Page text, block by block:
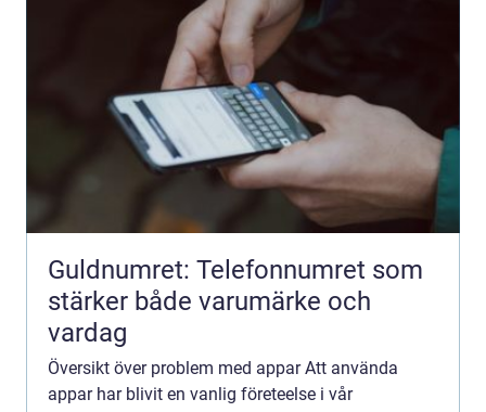
Guldnumret: Telefonnumret som
stärker både varumärke och
vardag
Översikt över problem med appar Att använda
appar har blivit en vanlig företeelse i vår